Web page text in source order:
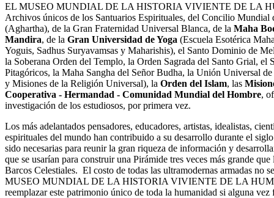
EL MUSEO MUNDIAL DE LA HISTORIA VIVIENTE DE LA
Archivos únicos de los Santuarios Espirituales, del Concilio Mundial
(Aghartha), de la Gran Fraternidad Universal Blanca, de la Maha
Mandira, de la Gran Universidad de Yoga (Escuela Esotérica
Yoguis, Sadhus Suryavamsas y Maharishis), el Santo Dominio de
la Soberana Orden del Templo, la Orden Sagrada del Santo Grial, el
Pitagóricos, la Maha Sangha del Señor Budha, la Unión Universal
y Misiones de la Religión Universal), la Orden del Islam, las
Cooperativa - Hermandad - Comunidad Mundial del Hombre,
investigación de los estudiosos, por primera vez.
Los más adelantados pensadores, educadores, artistas, idealistas,
espirituales del mundo han contribuido a su desarrollo durante el
sido necesarias para reunir la gran riqueza de información y
que se usarían para construir una Pirámide tres veces más grande
Barcos Celestiales. El costo de todas las ultramodernas armadas no
MUSEO MUNDIAL DE LA HISTORIA VIVIENTE DE LA
reemplazar este patrimonio único de toda la humanidad si alguna vez